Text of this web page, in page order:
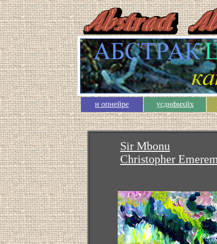
н опнейре усднфмхйх
Sir Mbonu
Christopher